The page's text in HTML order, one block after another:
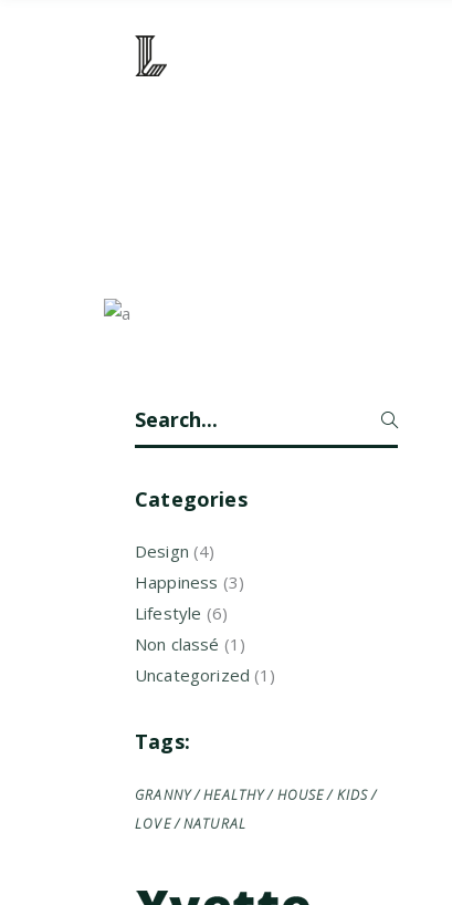
Search
Categories
Design (4)
Happiness (3)
Lifestyle (6)
Non classé (1)
Uncategorized (1)
Tags:
GRANNY HEALTHY HOUSE
KIDS
LOVE
NATURAL